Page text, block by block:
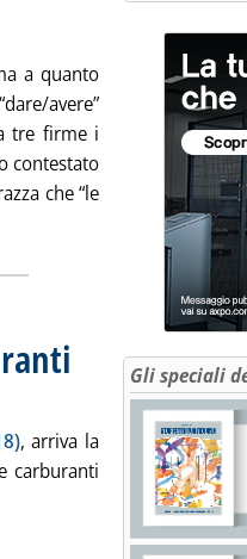
a quanto
avere”
tre firme i
contestato
che “le
, arriva la
carburanti
via l'investimento sulla
Gli speciali